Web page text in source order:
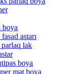
boya
astarı
lak
boya
mat boya